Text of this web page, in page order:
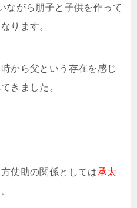
ながら朋子と子供を作って
ります。
から父という存在を感じ
きました。
仗助の関係としては承太